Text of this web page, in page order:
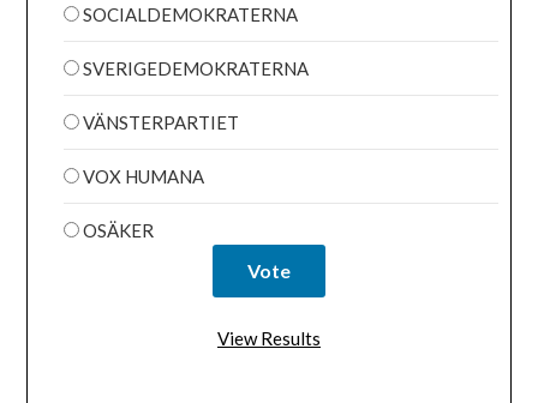
SOCIALDEMOKRATERNA
SVERIGEDEMOKRATERNA
VÄNSTERPARTIET
VOX HUMANA
OSÄKER
View Results